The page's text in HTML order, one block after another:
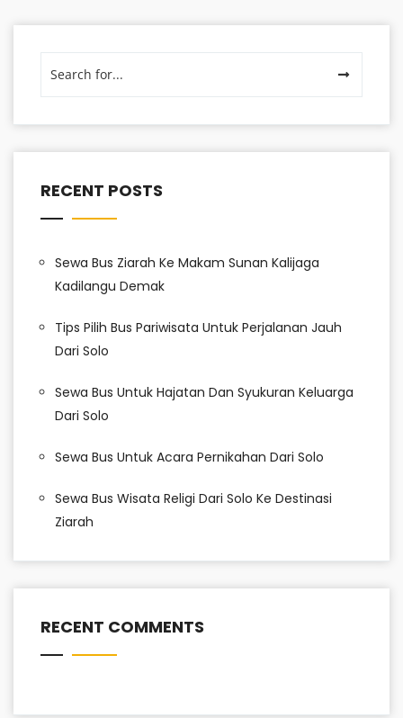
RECENT POSTS
Sewa Bus Ziarah Ke Makam Sunan Kalijaga
Kadilangu Demak
Tips Pilih Bus Pariwisata Untuk Perjalanan Jauh
Dari Solo
Sewa Bus Untuk Hajatan Dan Syukuran Keluarga
Dari Solo
Sewa Bus Untuk Acara Pernikahan Dari Solo
Sewa Bus Wisata Religi Dari Solo Ke Destinasi
Ziarah
RECENT COMMENTS